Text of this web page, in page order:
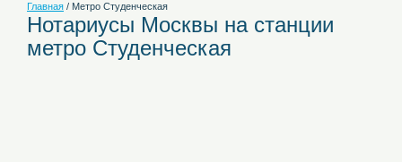
Главная / Метро Студенческая
Нотариусы Москвы на станции
метро Студенческая